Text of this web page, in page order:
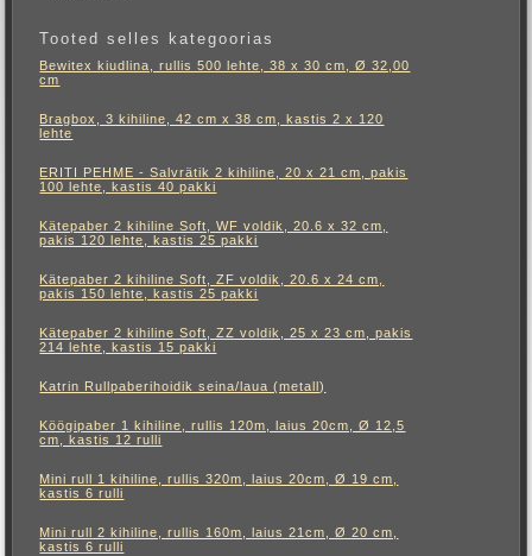
Tooted selles kategoorias
Bewitex kiudlina, rullis 500 lehte, 38 x 30 cm, Ø 32,00
cm
Bragbox, 3 kihiline, 42 cm x 38 cm, kastis 2 x 120
lehte
ERITI PEHME - Salvrätik 2 kihiline, 20 x 21 cm, pakis
100 lehte, kastis 40 pakki
Kätepaber 2 kihiline Soft, WF voldik, 20.6 x 32 cm,
pakis 120 lehte, kastis 25 pakki
Kätepaber 2 kihiline Soft, ZF voldik, 20.6 x 24 cm,
pakis 150 lehte, kastis 25 pakki
Kätepaber 2 kihiline Soft, ZZ voldik, 25 x 23 cm, pakis
214 lehte, kastis 15 pakki
Katrin Rullpaberihoidik seina/laua (metall)
Köögipaber 1 kihiline, rullis 120m, laius 20cm, Ø 12,5
cm, kastis 12 rulli
Mini rull 1 kihiline, rullis 320m, laius 20cm, Ø 19 cm,
kastis 6 rulli
Mini rull 2 kihiline, rullis 160m, laius 21cm, Ø 20 cm,
kastis 6 rulli